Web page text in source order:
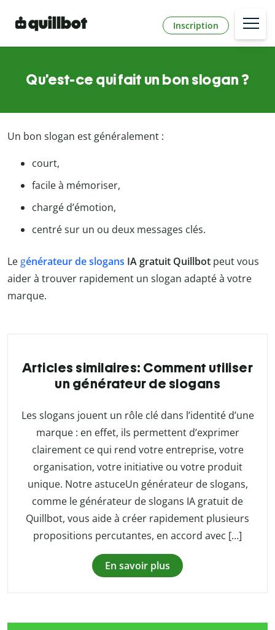
Inscription
Qu’est-ce qui fait un bon slogan ?
Un bon slogan est généralement :
court,
facile à mémoriser,
chargé d’émotion,
centré sur un ou deux messages clés.
Le générateur de slogans IA gratuit Quillbot peut vous
aider à trouver rapidement un slogan adapté à votre
marque.
Articles similaires: Comment utiliser
un générateur de slogans
Les slogans jouent un rôle clé dans l’identité d’une
marque : en effet, ils permettent d’exprimer
clairement ce qui rend votre entreprise, votre
organisation, votre initiative ou votre produit
unique. Notre astuceUn générateur de slogans,
comme le générateur de slogans IA gratuit de
Quillbot, vous aide à créer rapidement plusieurs
propositions percutantes, en accord avec […]
En savoir plus